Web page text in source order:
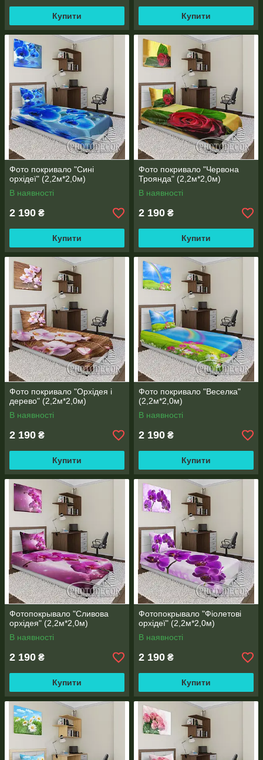
Купити Купити
Фото покривало "Сині
орхідеї" (2,2м*2,0м)
В наявності
2 190 ₴
Купити
Фото покривало "Червона
Троянда" (2,2м*2,0м)
В наявності
2 190 ₴
Купити
Фото покривало "Орхідея і
дерево" (2,2м*2,0м)
В наявності
2 190 ₴
Купити
Фото покривало "Веселка"
(2,2м*2,0м)
В наявності
2 190 ₴
Купити
Фотопокрывало "Сливова
орхідея" (2,2м*2,0м)
В наявності
2 190 ₴
Купити
Фотопокрывало "Фіолетові
орхідеї" (2,2м*2,0м)
В наявності
2 190 ₴
Купити